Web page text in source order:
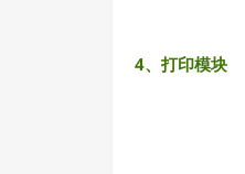
4、打印模块